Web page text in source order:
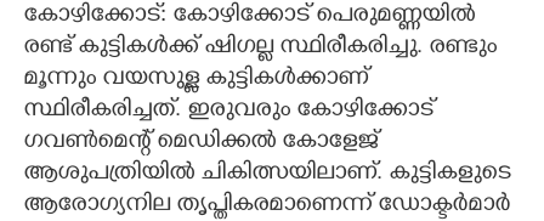
LITERATURE
CONTACT US
കോഴിക്കോട്: കോഴിക്കോട് പെരുമണ്ണയിൽ
രണ്ട് കുട്ടികൾക്ക് ഷിഗല്ല സ്ഥിരീകരിച്ചു. രണ്ടും
മൂന്നും വയസുള്ള കുട്ടികൾക്കാണ്
സ്ഥിരീകരിച്ചത്. ഇരുവരും കോഴിക്കോട്
ഗവൺമെന്റ് മെഡിക്കൽ കോളേജ്
ആശുപത്രിയിൽ ചികിത്സയിലാണ്. കുട്ടികളുടെ
ആരോഗ്യനില തൃപ്തികരമാണെന്ന് ഡോക്ടർമാർ